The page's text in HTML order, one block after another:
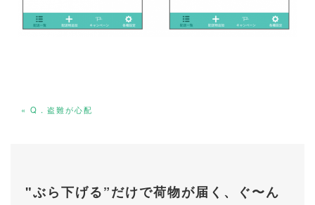
« Q．盗難が心配
"ぶら下げる”だけで荷物が届く、ぐ〜ん